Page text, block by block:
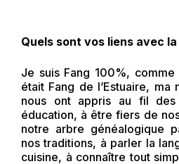
Quels sont vos liens avec
Je suis Fang 100%,
était Fang de l’Estuaire, ma
nous ont appris au fil des
éducation, à être fiers de
notre arbre généalogique
nos traditions, à parler la
cuisine, à connaître tout